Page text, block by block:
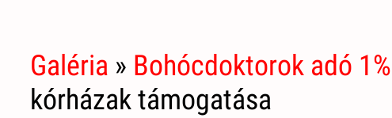
Galéria » Bohócdoktorok adó 1%
kórházak támogatása